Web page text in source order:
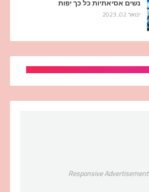
נשים אסיאתיות כל כך יפות
ינואר 02, 2023
Responsive Advertisement